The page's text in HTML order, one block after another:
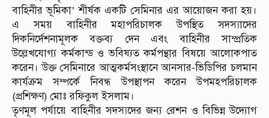
বাহিনীর ভূমিকা’ শীর্ষক একটি সেমিনার এর আয়োজন করা হয়।
এ সময় বাহিনীর মহাপরিচালক উপস্থিত সদস্যাদের
দিকনির্দেশনামূলক বক্তব্য দেন এবং বাহিনীর সাম্প্রতিক
উল্লেখযোগ্য কর্মকান্ড ও ভবিষ্যত কর্মপন্থার বিষয়ে আলোকপাত
করেন। উক্ত সেমিনারে আত্মকর্মসংস্থানে আনসার-ভিডিপির চলমান
কার্যক্রম সম্পর্কে নিবন্ধ উপস্থাপন করেন উপমহপরিচালক
(প্রশিক্ষণ) মোঃ রফিকুল ইসলাম।
তৃণমূল পর্যায়ে বাহিনীর সদস্যদের জন্য রেশন ও বিভিন্ন উদ্যোগ